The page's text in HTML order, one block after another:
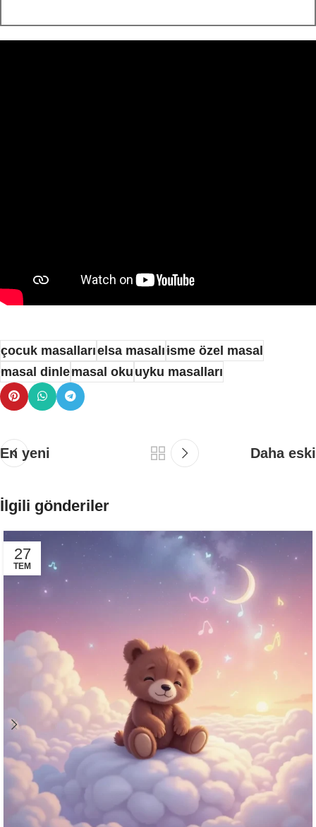
çocuk masallarıelsa masalıisme özel masal
masal dinlemasal okuuyku masalları
En yeni Daha eski
İlgili gönderiler
27
TEM